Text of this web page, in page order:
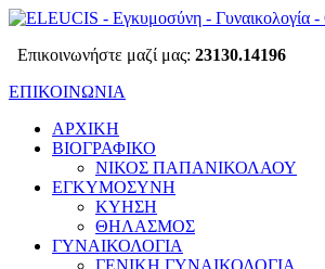
Επικοινωνήστε μαζί μας: 23130.14196
ΕΠΙΚΟΙΝΩΝΙΑ
ΑΡΧΙΚΗ
ΒΙΟΓΡΑΦΙΚΟ
ΝΙΚΟΣ ΠΑΠΑΝΙΚΟΛΑΟΥ
ΕΓΚΥΜΟΣΥΝΗ
ΚΥΗΣΗ
ΘΗΛΑΣΜΟΣ
ΓΥΝΑΙΚΟΛΟΓΙΑ
ΓΕΝΙΚΗ ΓΥΝΑΙΚΟΛΟΓΙΑ